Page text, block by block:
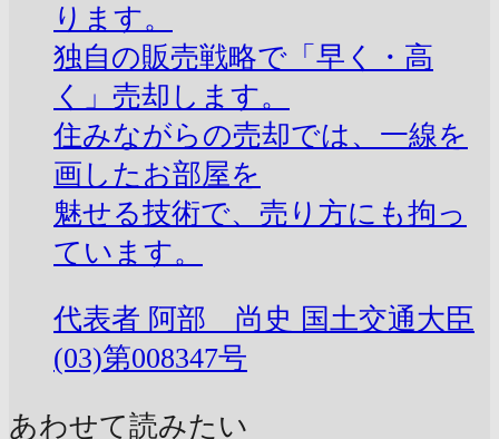
ります。
独自の販売戦略で「早く・高
く」売却します。
住みながらの売却では、一線を
画したお部屋を
魅せる技術で、売り方にも拘っ
ています。
代表者 阿部 尚史 国土交通大臣
(03)第008347号
あわせて読みたい